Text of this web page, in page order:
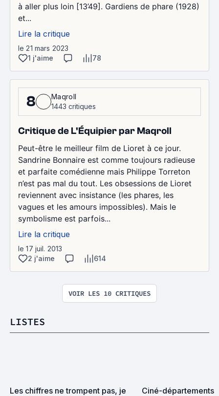
à aller plus loin [13’49]. Gardiens de phare (1928)
et...
Lire la critique
le 21 mars 2023
1 j'aime
78
8
Maqroll
1443 critiques
Critique de L'Équipier par Maqroll
Peut-être le meilleur film de Lioret à ce jour.
Sandrine Bonnaire est comme toujours radieuse
et parfaite comédienne mais Philippe Torreton
n’est pas mal du tout. Les obsessions de Lioret
reviennent avec insistance (les phares, les
vagues et les amours impossibles). Mais le
symbolisme est parfois...
Lire la critique
le 17 juil. 2013
2 j'aime
614
VOIR LES 10 CRITIQUES
LISTES
Les chiffres ne trompent pas, je
Ciné-départements